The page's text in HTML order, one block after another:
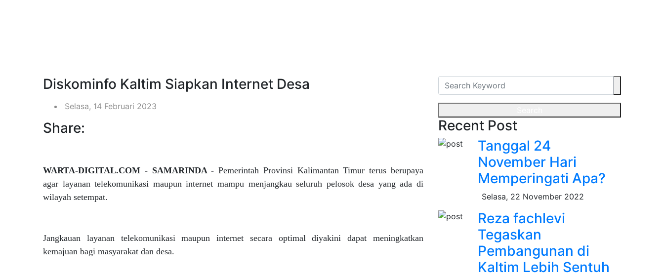
Diskominfo Kaltim Siapkan Internet Desa
Selasa, 14 Februari 2023
Share:
WARTA-DIGITAL.COM - SAMARINDA -Pemerintah Provinsi Kalimantan Timur terus berupaya
agar layanan telekomunikasi maupun internet mampu menjangkau seluruh pelosok desa yang ada di
wilayah setempat.
Jangkauan layanan telekomunikasi maupun internet secara optimal diyakini dapat meningkatkan
kemajuan bagi masyarakat dan desa.
Recent Post
Tanggal 24
November Hari
Memperingati Apa?
Selasa, 22 November 2022
Reza fachlevi
Tegaskan
Pembangunan di
Kaltim Lebih Sentuh